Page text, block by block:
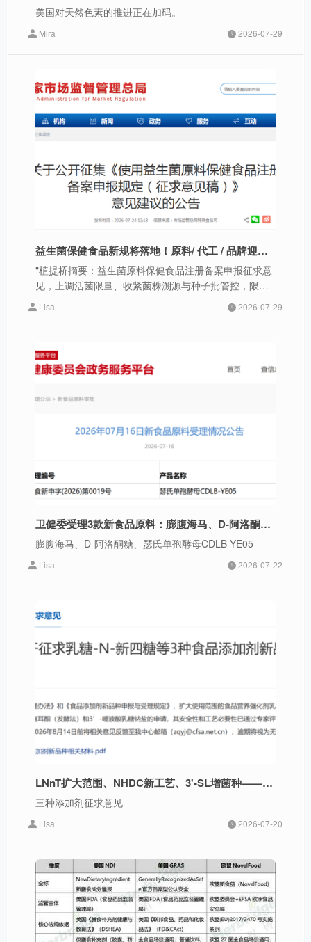
美国对天然色素的推进正在加码。
Mira 2026-07-29
益生菌保健食品新规将落地！原料/ 代工 / 品牌迎来全新机遇
"植提桥摘要：益生菌原料保健食品注册备案申报征求意
见，上调活菌限量、收紧菌株溯源与种子批管控，限定
多菌株复配产品仅可走注册流程，同时推进9株成熟益生
菌纳入保健食品原料目录。"作者|Lisa7月24日，国家市
册备案申报规定（征求意见稿）》，面向全行业征集意
见，截止日期8月24日。这份文件将替代2005版，搭建
益生菌“注册+备案”双轨管理体系，重塑上游菌粉原料、
健食品注册与备案管理办法》《保健食品原料目录与保
健功能目录管理办法》等法律
Lisa 2026-07-29
卫健委受理3款新食品原料：膨腹海马、D-阿洛酮糖、瑟氏单孢酵母CDLB-YE05
膨腹海马、D-阿洛酮糖、瑟氏单孢酵母CDLB-YE05
Lisa 2026-07-22
LNnT扩大范围、NHDC新工艺、3'-SL增菌种——三种添加剂征求意见
三种添加剂征求意见
Lisa 2026-07-20